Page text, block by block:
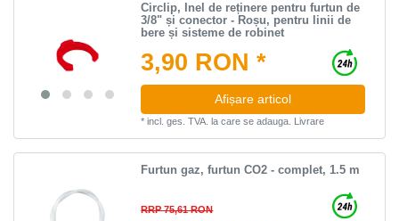
Circlip, Inel de reținere pentru furtun de
3/8" și conector - Roșu, pentru linii de
bere și sisteme de robinet
3,90 RON *
Afișare articol
*incl. ges. TVA. la care se adauga. Livrare
Furtun gaz, furtun CO2 - complet, 1.5 m
RRP 75,61 RON